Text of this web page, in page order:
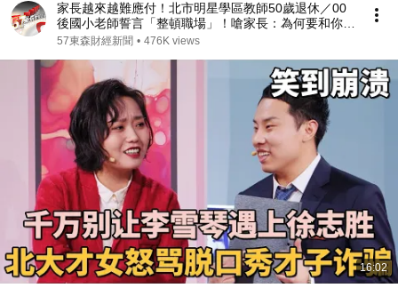
家長越來越難應付！北市明星學區教師50歲退休／00
後國小老師誓言「整頓職場」！嗆家長：為何要和你報
告
57東森財經新聞 • 476K views
16:02